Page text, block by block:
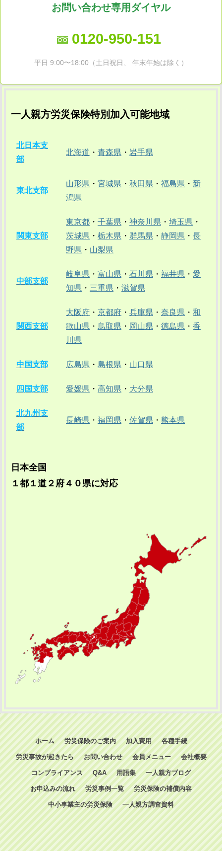
お問い合わせ専用ダイヤル
0120-950-151
平日 9:00〜18:00（土日祝日、 年末年始は除く）
一人親方労災保険特別加入可能地域
北日本支
部
北海道 ・ 青森県 ・ 岩手県
東北支部
山形県 ・ 宮城県 ・ 秋田県 ・ 福島県 ・ 新
潟県
関東支部
東京都 ・ 千葉県 ・ 神奈川県 ・ 埼玉県 ・
茨城県 ・ 栃木県 ・ 群馬県 ・ 静岡県 ・ 長
野県 ・ 山梨県
中部支部
岐阜県 ・ 富山県 ・ 石川県 ・ 福井県 ・ 愛
知県 ・ 三重県 ・ 滋賀県
関西支部
大阪府 ・ 京都府 ・ 兵庫県 ・ 奈良県 ・ 和
歌山県 ・ 鳥取県 ・ 岡山県 ・ 徳島県 ・ 香
川県
中国支部 広島県 ・ 島根県 ・ 山口県
四国支部 愛媛県 ・ 高知県 ・ 大分県
北九州支
部
長崎県 ・ 福岡県 ・ 佐賀県 ・ 熊本県
日本全国
１都１道２府４０県に対応
ホーム 労災保険のご案内 加入費用 各種手続
労災事故が起きたら お問い合わせ 会員メニュー 会社概要
コンプライアンス Q&A 用語集 一人親方ブログ
お申込みの流れ 労災事例一覧 労災保険の補償内容
中小事業主の労災保険 一人親方調査資料